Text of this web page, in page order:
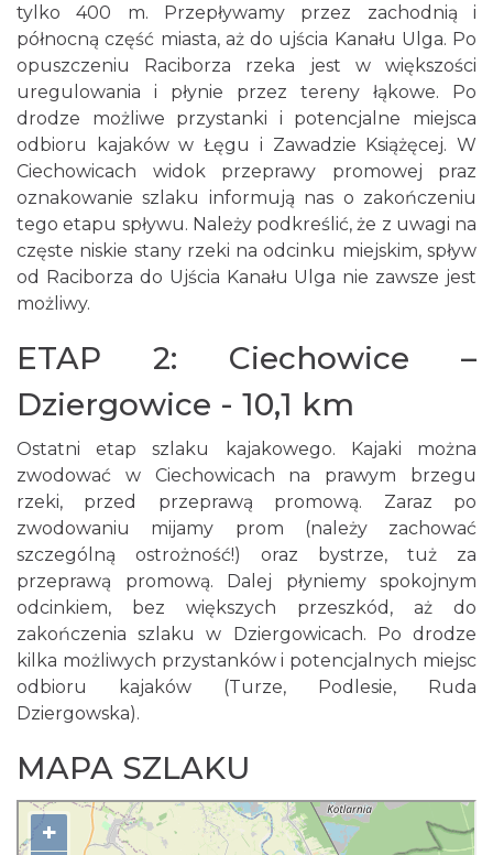
tylko 400 m. Przepływamy przez zachodnią i
północną część miasta, aż do ujścia Kanału Ulga. Po
opuszczeniu Raciborza rzeka jest w większości
uregulowania i płynie przez tereny łąkowe. Po
drodze możliwe przystanki i potencjalne miejsca
odbioru kajaków w Łęgu i Zawadzie Książęcej. W
Ciechowicach widok przeprawy promowej praz
oznakowanie szlaku informują nas o zakończeniu
tego etapu spływu. Należy podkreślić, że z uwagi na
częste niskie stany rzeki na odcinku miejskim, spływ
od Raciborza do Ujścia Kanału Ulga nie zawsze jest
możliwy.
ETAP 2: Ciechowice –
Dziergowice - 10,1 km
Ostatni etap szlaku kajakowego. Kajaki można
zwodować w Ciechowicach na prawym brzegu
rzeki, przed przeprawą promową. Zaraz po
zwodowaniu mijamy prom (należy zachować
szczególną ostrożność!) oraz bystrze, tuż za
przeprawą promową. Dalej płyniemy spokojnym
odcinkiem, bez większych przeszkód, aż do
zakończenia szlaku w Dziergowicach. Po drodze
kilka możliwych przystanków i potencjalnych miejsc
odbioru kajaków (Turze, Podlesie, Ruda
Dziergowska).
MAPA SZLAKU